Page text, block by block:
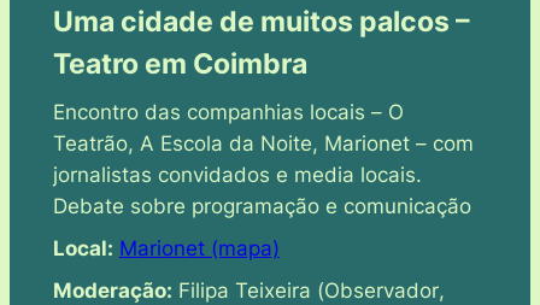
Uma cidade de muitos palcos –
Teatro em Coimbra
Encontro das companhias locais – O
Teatrão, A Escola da Noite, Marionet –com
jornalistas convidados e media locais.
Debate sobre programação e comunicação
Local: Marionet (mapa)
Moderação: Filipa Teixeira (Observador,